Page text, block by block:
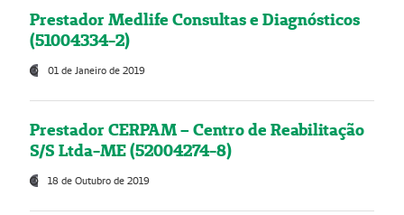
Prestador Medlife Consultas e Diagnósticos
(51004334-2)
01 de Janeiro de 2019
Prestador CERPAM – Centro de Reabilitação
S/S Ltda-ME (52004274-8)
18 de Outubro de 2019